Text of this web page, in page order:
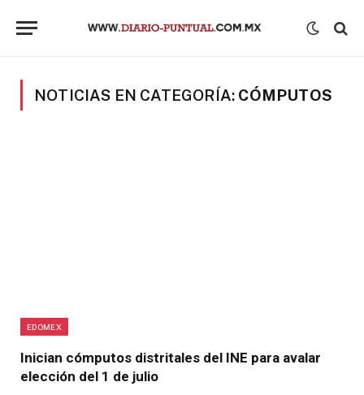
NOTICIAS EN CATEGORÍA: CÓMPUTOS
EDOMEX
Inician cómputos distritales del INE para avalar
elección del 1 de julio